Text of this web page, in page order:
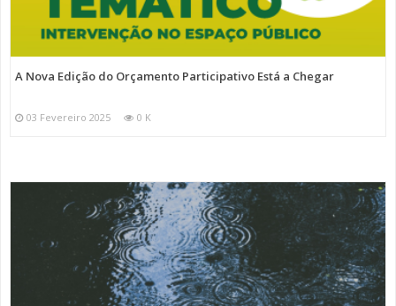
A Nova Edição do Orçamento Participativo Está a Chegar
03 Fevereiro 2025 0 K